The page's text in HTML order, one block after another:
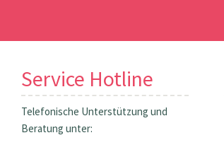
Service Hotline
Telefonische Unterstützung und
Beratung unter: